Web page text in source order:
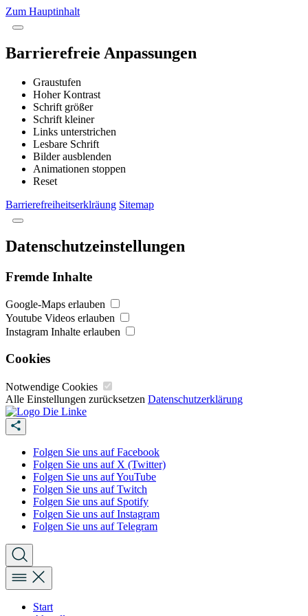
Zum Hauptinhalt
Barrierefreie Anpassungen
Graustufen
Hoher Kontrast
Schrift größer
Schrift kleiner
Links unterstrichen
Lesbare Schrift
Bilder ausblenden
Animationen stoppen
Reset
Barrierefreiheitserklräung Sitemap
Datenschutzeinstellungen
Fremde Inhalte
Google-Maps erlauben
Youtube Videos erlauben
Instagram Inhalte erlauben
Cookies
Notwendige Cookies
Alle Einstellungen zurücksetzen Datenschutzerklärung
Folgen Sie uns auf Facebook
Folgen Sie uns auf X (Twitter)
Folgen Sie uns auf YouTube
Folgen Sie uns auf Twitch
Folgen Sie uns auf Spotify
Folgen Sie uns auf Instagram
Folgen Sie uns auf Telegram
Start